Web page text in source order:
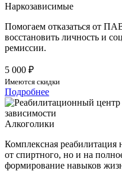
Наркозависимые
Помогаем отказаться от
восстановить личность и
ремиссии.
5 000 ₽
Имеются скидки
Подробнее
Алкоголики
Комплексная реабилитация
от спиртного, но и на
формирование навыков